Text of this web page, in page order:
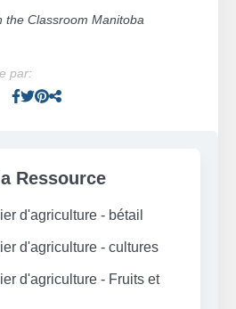
the Classroom Manitoba
par:
Facebook
Twitter
Pinterest
Facebook
Ressource
d'agriculture - bétail
d'agriculture - cultures
d'agriculture - Fruits et